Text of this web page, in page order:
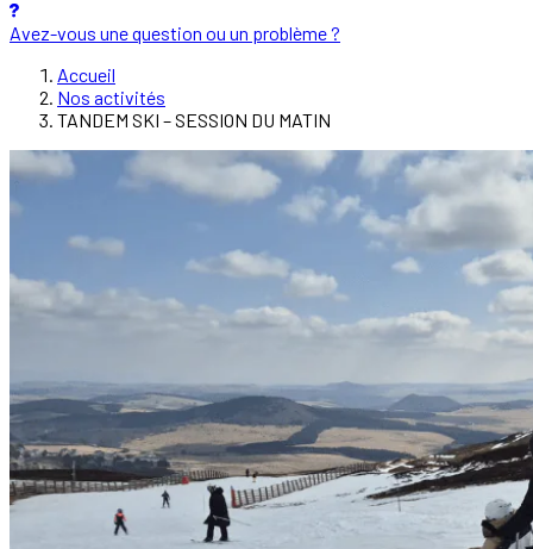
Avez-vous une question ou un problème ?
Accueil
Nos activités
TANDEM SKI – SESSION DU MATIN